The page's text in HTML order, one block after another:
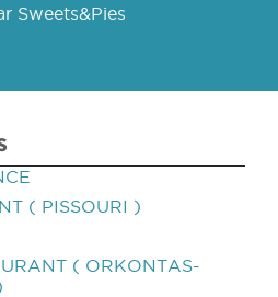
Sweets&Pies
( PISSOURI )
( ORKONTAS-